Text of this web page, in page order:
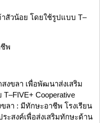
าสัวน้อย โดยใช้รูปแบบ T–
พ
สงขลา เพื่อพัฒนาส่งเสริม
Cooperative
ขลา : มีทักษะอาชีพ โรงเรียน
ะสงค์เพื่อส่งเสริมทักษะด้าน